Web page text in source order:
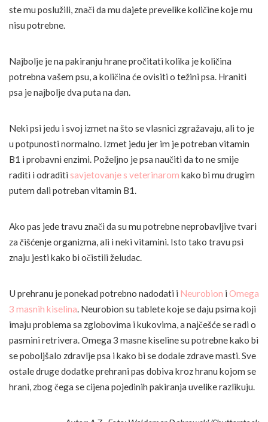
ste mu poslužili, znači da mu dajete prevelike količine koje mu
nisu potrebne.
Najbolje je na pakiranju hrane pročitati kolika je količina
potrebna vašem psu, a količina će ovisiti o težini psa. Hraniti
psa je najbolje dva puta na dan.
Neki psi jedu i svoj izmet na što se vlasnici zgražavaju, ali to je
u potpunosti normalno. Izmet jedu jer im je potreban vitamin
B1 i probavni enzimi. Poželjno je psa naučiti da to ne smije
raditi i odraditi savjetovanje s veterinarom kako bi mu drugim
putem dali potreban vitamin B1.
Ako pas jede travu znači da su mu potrebne neprobavljive tvari
za čišćenje organizma, ali i neki vitamini. Isto tako travu psi
znaju jesti kako bi očistili želudac.
U prehranu je ponekad potrebno nadodati i Neurobion i Omega
3 masnih kiselina. Neurobion su tablete koje se daju psima koji
imaju problema sa zglobovima i kukovima, a najčešće se radi o
pasmini retrivera. Omega 3 masne kiseline su potrebne kako bi
se poboljšalo zdravlje psa i kako bi se dodale zdrave masti. Sve
ostale druge dodatke prehrani pas dobiva kroz hranu kojom se
hrani, zbog čega se cijena pojedinih pakiranja uvelike razlikuju.